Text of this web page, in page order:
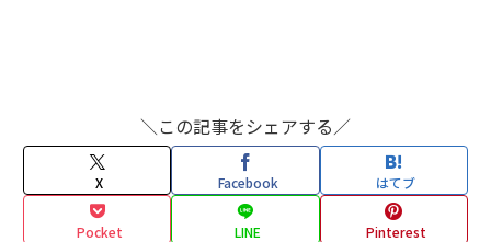
＼この記事をシェアする／
X Facebook はてブ
Pocket LINE Pinterest